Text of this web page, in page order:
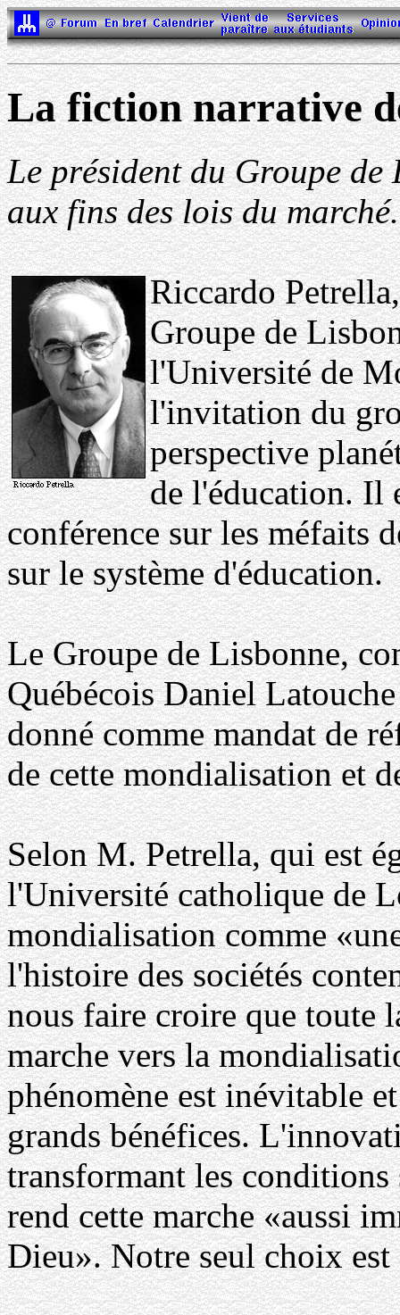
La fiction narrative
Le président du Groupe de
aux fins des lois du marché.
Riccardo
Groupe de
l'Université de
l'invitation du
perspective
de l'éducation. Il
conférence sur les méfaits
sur le système d'éducation.
Le Groupe de Lisbonne,
Québécois Daniel
donné comme mandat de
de cette mondialisation et
Selon M. Petrella, qui est
l'Université catholique de
mondialisation comme
l'histoire des sociétés
nous faire croire que toute
marche vers la
phénomène est inévitable
grands bénéfices.
transformant les
rend cette marche «aussi
Dieu». Notre seul choix est